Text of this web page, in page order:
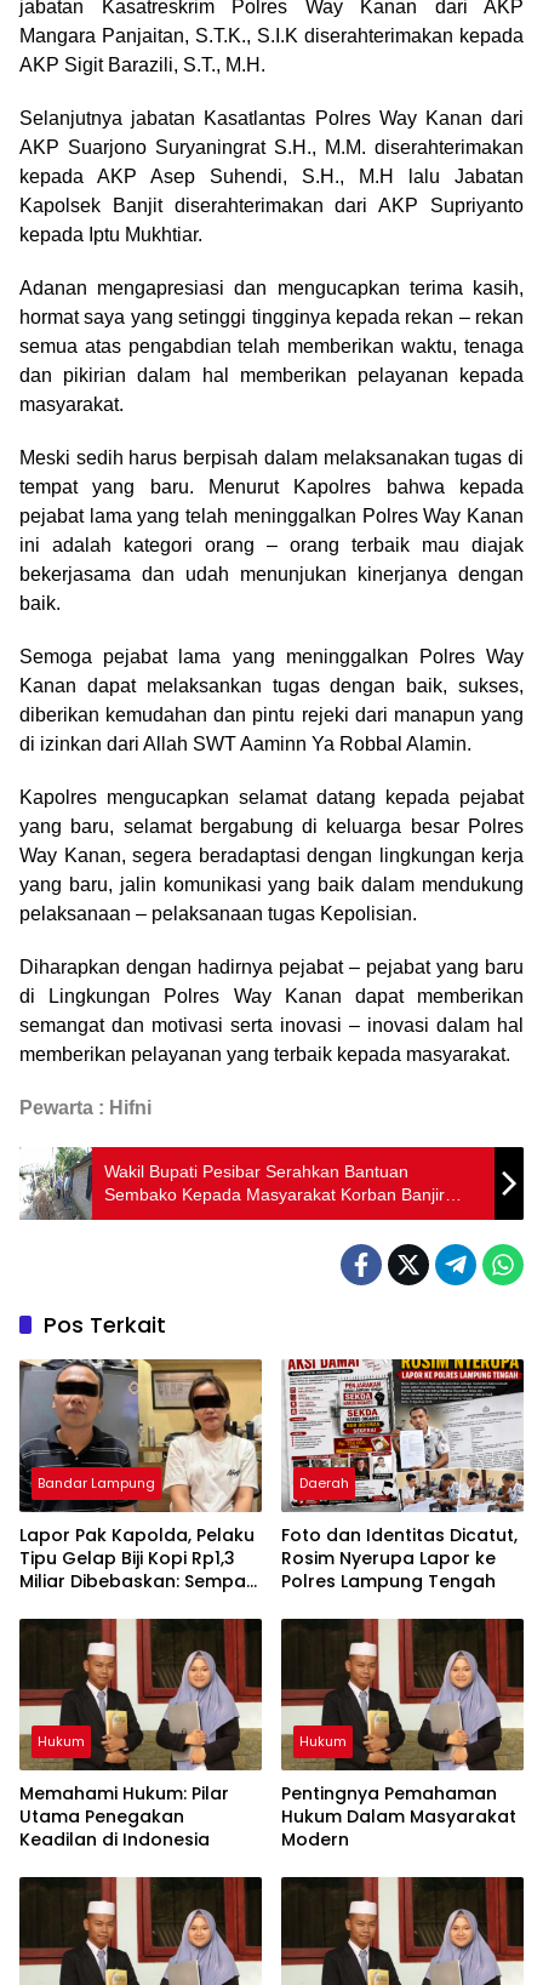
jabatan Kasatreskrim Polres Way Kanan dari AKP
Mangara Panjaitan, S.T.K., S.I.K diserahterimakan kepada
AKP Sigit Barazili, S.T., M.H.
Selanjutnya jabatan Kasatlantas Polres Way Kanan dari
AKP Suarjono Suryaningrat S.H., M.M. diserahterimakan
kepada AKP Asep Suhendi, S.H., M.H lalu ⁠Jabatan
Kapolsek Banjit diserahterimakan dari AKP Supriyanto
kepada Iptu Mukhtiar.
Adanan mengapresiasi dan mengucapkan terima kasih,
hormat saya yang setinggi tingginya kepada rekan – rekan
semua atas pengabdian telah memberikan waktu, tenaga
dan pikirian dalam hal memberikan pelayanan kepada
masyarakat.
Meski sedih harus berpisah dalam melaksanakan tugas di
tempat yang baru. Menurut Kapolres bahwa kepada
pejabat lama yang telah meninggalkan Polres Way Kanan
ini adalah kategori orang – orang terbaik mau diajak
bekerjasama dan udah menunjukan kinerjanya dengan
baik.
Semoga pejabat lama yang meninggalkan Polres Way
Kanan dapat melaksankan tugas dengan baik, sukses,
diberikan kemudahan dan pintu rejeki dari manapun yang
di izinkan dari Allah SWT Aaminn Ya Robbal Alamin.
Kapolres mengucapkan selamat datang kepada pejabat
yang baru, selamat bergabung di keluarga besar Polres
Way Kanan, segera beradaptasi dengan lingkungan kerja
yang baru, jalin komunikasi yang baik dalam mendukung
pelaksanaan – pelaksanaan tugas Kepolisian.
Diharapkan dengan hadirnya pejabat – pejabat yang baru
di Lingkungan Polres Way Kanan dapat memberikan
semangat dan motivasi serta inovasi – inovasi dalam hal
memberikan pelayanan yang terbaik kepada masyarakat.
Pewarta : Hifni
Wakil Bupati Pesibar Serahkan Bantuan
Sembako Kepada Masyarakat Korban Banjir
Sungai Way Laay
Pos Terkait
Bandar Lampung
Lapor Pak Kapolda, Pelaku
Tipu Gelap Biji Kopi Rp1,3
Miliar Dibebaskan: Sempat
dan Ditahan di Polda
Lampung
Daerah
Foto dan Identitas Dicatut,
Rosim Nyerupa Lapor ke
Polres Lampung Tengah
Hukum
Memahami Hukum: Pilar
Utama Penegakan
Keadilan di Indonesia
Hukum
Pentingnya Pemahaman
Hukum Dalam Masyarakat
Modern